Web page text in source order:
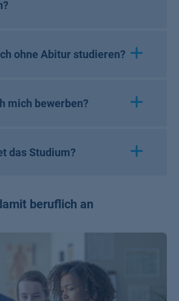
ohne Abitur studieren?
mich bewerben?
das Studium?
beruflich an